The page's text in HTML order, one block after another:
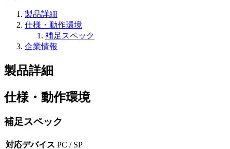
製品詳細
仕様・動作環境
補足スペック
企業情報
製品詳細
仕様・動作環境
補足スペック
対応デバイス PC / SP